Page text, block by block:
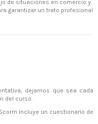
de situaciones en comercio y
garantizar un trato profesional
dejamos que sea cada
del curso.
incluye un cuestionario de